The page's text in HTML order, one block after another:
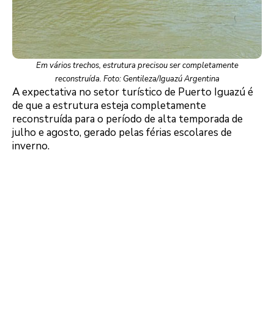
Em vários trechos, estrutura precisou ser completamente
reconstruída. Foto: Gentileza/Iguazú Argentina
A expectativa no setor turístico de Puerto Iguazú é
de que a estrutura esteja completamente
reconstruída para o período de alta temporada de
julho e agosto, gerado pelas férias escolares de
inverno.